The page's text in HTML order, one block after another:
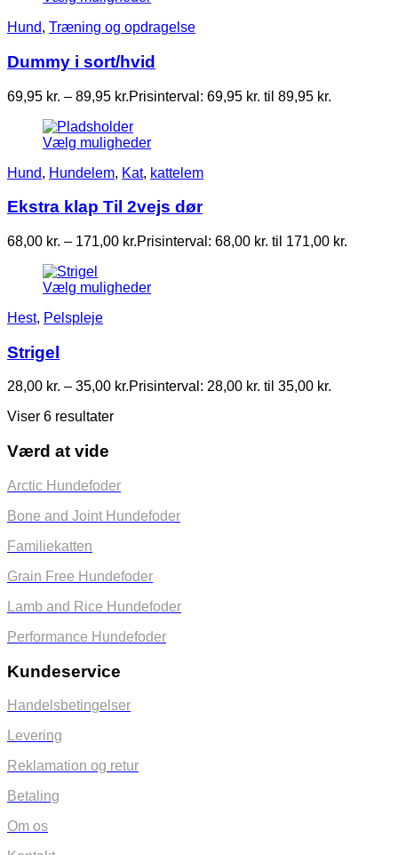
Hund, Træning og opdragelse
Dummy i sort/hvid
69,95 kr. – 89,95 kr.Prisinterval: 69,95 kr. til 89,95 kr.
Vælg muligheder
Hund, Hundelem, Kat, kattelem
Ekstra klap Til 2vejs dør
68,00 kr. – 171,00 kr.Prisinterval: 68,00 kr. til 171,00 kr.
Vælg muligheder
Hest, Pelspleje
Strigel
28,00 kr. – 35,00 kr.Prisinterval: 28,00 kr. til 35,00 kr.
Viser 6 resultater
Værd at vide
Arctic Hundefoder
Bone and Joint Hundefoder
Familiekatten
Grain Free Hundefoder
Lamb and Rice Hundefoder
Performance Hundefoder
Kundeservice
Handelsbetingelser
Levering
Reklamation og retur
Betaling
Om os